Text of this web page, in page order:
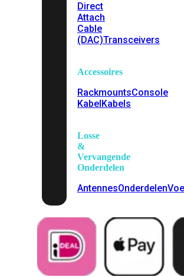
Direct
Attach
Cable
(DAC)Transceivers
Accessoires
RackmountsConsole
KabelKabels
Losse
&
Vervangende
Onderdelen
AntennesOnderdelen